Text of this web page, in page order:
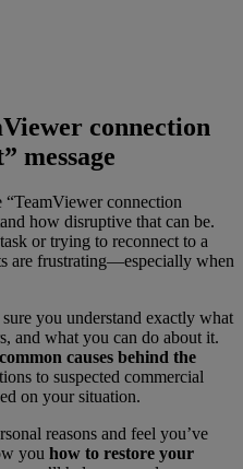
connection
message
“TeamViewer connection
how disruptive that can be.
or trying to reconnect to a
are frustrating—especially when
you understand exactly what
and what you can do about it.
common causes behind the
to suspected commercial
on your situation.
reasons and feel you’ve
you how to restore your